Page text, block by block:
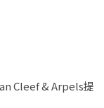
Cleef & Arpels提